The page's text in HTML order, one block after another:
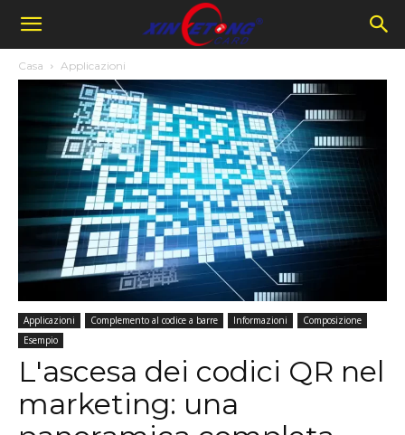
Casa Applicazioni
Applicazioni Complemento al codice a barre Informazioni
Composizione
Esempio
L'ascesa dei codici QR nel
marketing: una